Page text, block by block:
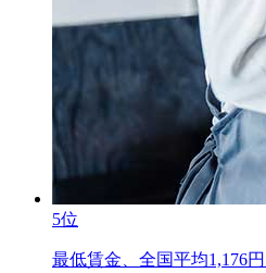
5位
最低賃金、全国平均1,176